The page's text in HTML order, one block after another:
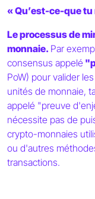
« Qu’est-ce-que tu
Le processus de
monnaie. Par
consensus appelé
PoW) pour valider
unités de monnaie,
appelé "preuve
nécessite pas de
crypto-monnaies
ou d'autres
transactions.